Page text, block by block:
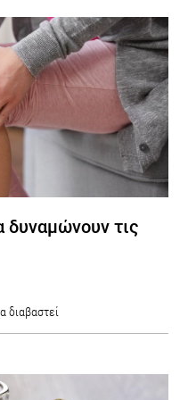
δυναμώνουν τις
διαβαστεί